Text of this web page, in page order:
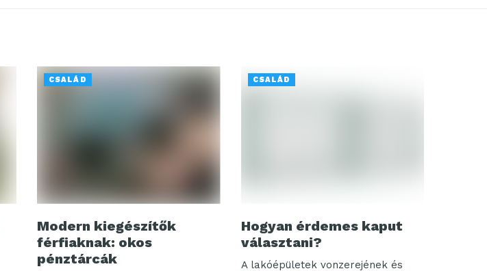
CSALÁD
Modern kiegészítők
férfiaknak: okos
pénztárcák
CSALÁD
Hogyan érdemes kaput
választani?
A lakóépületek vonzerejének és